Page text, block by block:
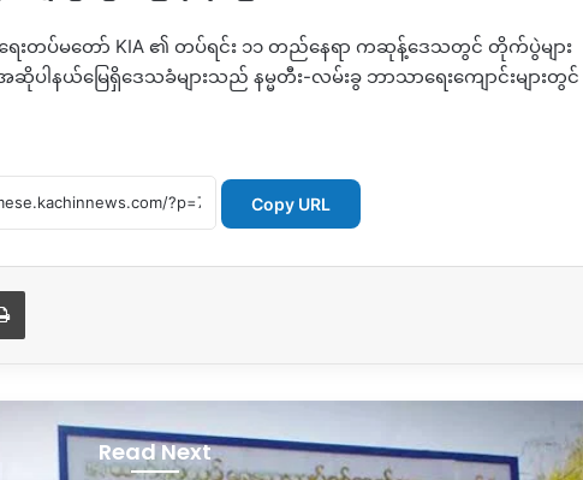
ေးတပ်မတော် KIA ၏ တပ်ရင်း ၁၁ တည်နေရာ ကဆုန့်ဒေသတွင် တိုက်ပွဲများ
အဆိုပါနယ်မြေရှိဒေသခံများသည် နမ္မတီး-လမ်းခွ ဘာသာရေးကျောင်းများတွင်
Copy URL
Print
Read Next